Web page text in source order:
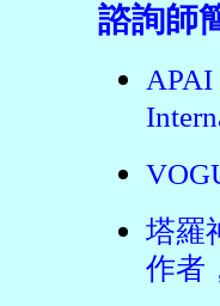
諮詢師
APAI
塔羅
作者